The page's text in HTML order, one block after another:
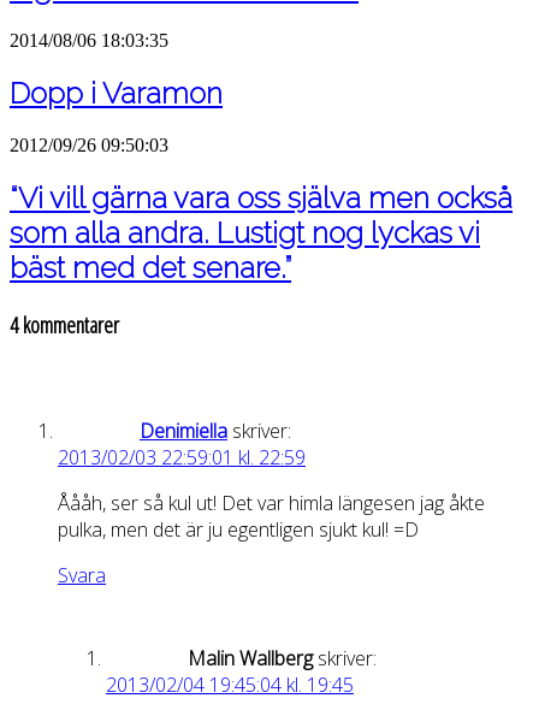
2014/08/06 18:03:35
Dopp i Varamon
2012/09/26 09:50:03
“Vi vill gärna vara oss själva men också
som alla andra. Lustigt nog lyckas vi
bäst med det senare.”
4 kommentarer
Denimiella skriver:
2013/02/03 22:59:01 kl. 22:59
Åååh, ser så kul ut! Det var himla längesen jag åkte
pulka, men det är ju egentligen sjukt kul! =D
Svara
Malin Wallberg skriver:
2013/02/04 19:45:04 kl. 19:45